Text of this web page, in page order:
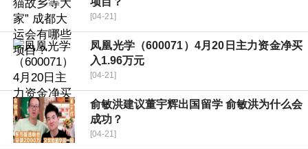
[04-21]
凤凰光学（600071）4月20日主力资金净买
入1.96万元
[04-21]
俞敏洪建议董宇辉出国留学 俞敏洪为什么会
成功？
[04-21]